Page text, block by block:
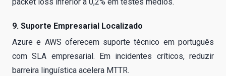
packet loss inferior a 0,2% em testes médios.
9. Suporte Empresarial Localizado
Azure e AWS oferecem suporte técnico em português
com SLA empresarial. Em incidentes críticos, reduzir
barreira linguística acelera MTTR.